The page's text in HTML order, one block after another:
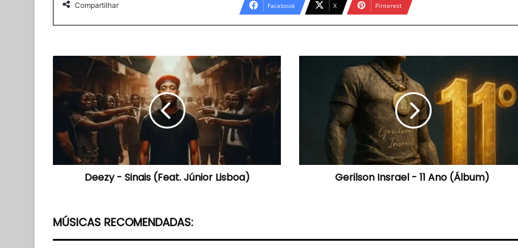
Compartilhar Facebook X Pinterest
Júnior
Lisboa)
Deezy - Sinais (Feat. Júnior Lisboa) Gerilson Insrael - 11 Ano (Álbum)
MÚSICAS RECOMENDADAS: